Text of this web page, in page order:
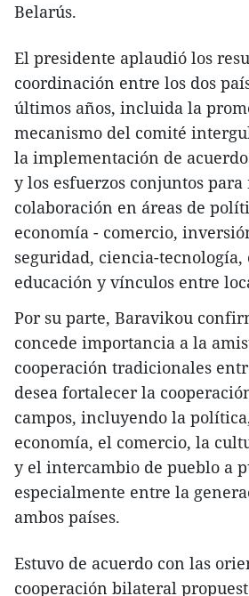
Belarús.
El presidente aplaudió los
coordinación entre los dos
últimos años, incluida la
mecanismo del comité
la implementación de
y los esfuerzos conjuntos
colaboración en áreas de
economía - comercio,
seguridad, ciencia-tecnología,
educación y vínculos entre
Por su parte, Baravikou
concede importancia a la
cooperación tradicionales
desea fortalecer la
campos, incluyendo la
economía, el comercio, la
y el intercambio de pueblo a
especialmente entre la
ambos países.
Estuvo de acuerdo con las
cooperación bilateral